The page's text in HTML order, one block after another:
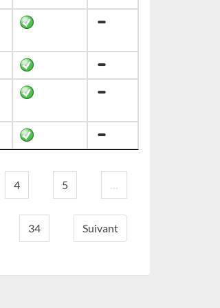
4 5 …
34 Suivant